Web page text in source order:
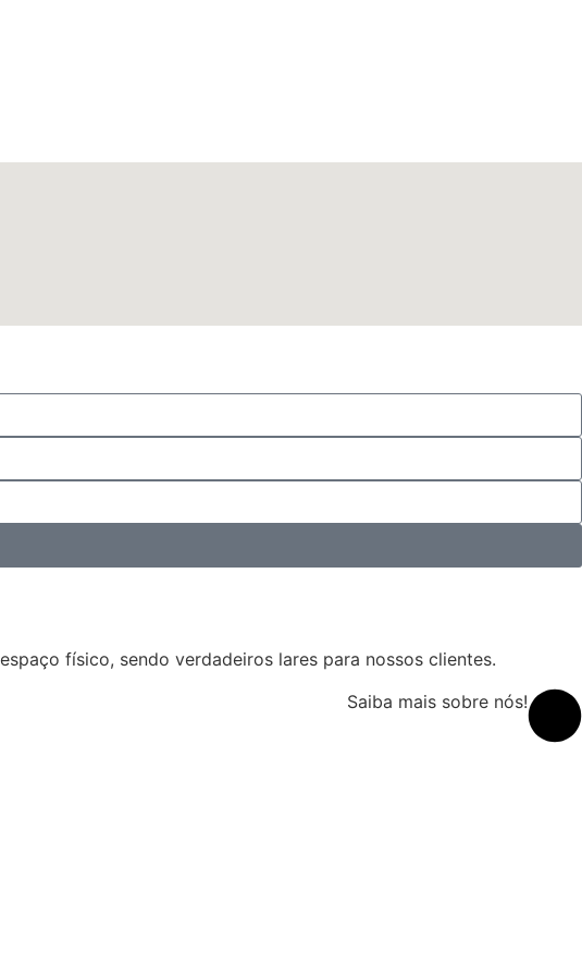
físico, sendo verdadeiros lares para nossos clientes.
Saiba mais sobre nós!